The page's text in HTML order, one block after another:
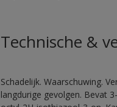
Technische &
Schadelijk. Waarschuwing.
langdurige gevolgen. Bevat